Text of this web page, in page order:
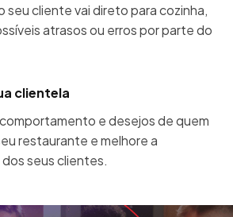
seu cliente vai direto para cozinha,
atrasos ou erros por parte do
clientela
e desejos de quem
restaurante e melhore a
seus clientes.